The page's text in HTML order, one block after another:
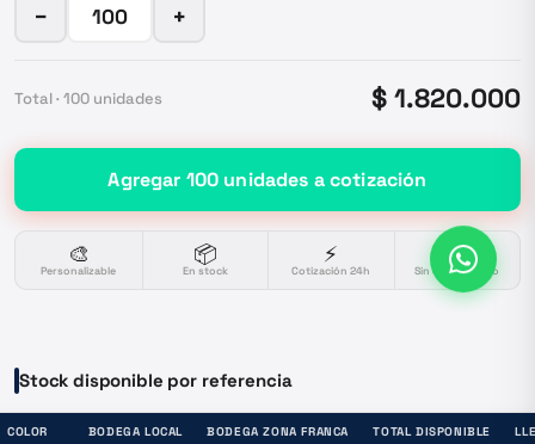
− +
Total · 100 unidades $ 1.820.000
Agregar 100 unidades a cotización
🎨
Personalizable
📦
En stock
⚡
Cotización 24h
🔒
Sin compromiso
Stock disponible por referencia
COLOR BODEGA LOCAL BODEGA ZONA FRANCA TOTAL DISPONIBLE